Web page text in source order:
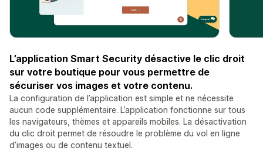
L’application Smart Security désactive le clic droit
sur votre boutique pour vous permettre de
sécuriser vos images et votre contenu.
La configuration de l’application est simple et ne nécessite
aucun code supplémentaire. L’application fonctionne sur tous
les navigateurs, thèmes et appareils mobiles. La désactivation
du clic droit permet de résoudre le problème du vol en ligne
d’images ou de contenu textuel.